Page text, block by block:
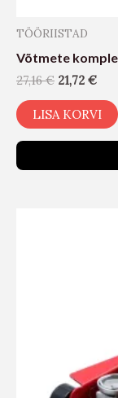
TÖÖRIISTAD
Võtmete
27,16€ 21,72 €
LISA KORVI